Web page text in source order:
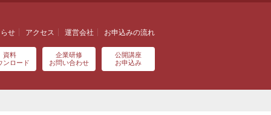
せ アクセス 運営会社 お申込みの流れ
資料
ンロード
企業研修
お問い合わせ
公開講座
お申込み